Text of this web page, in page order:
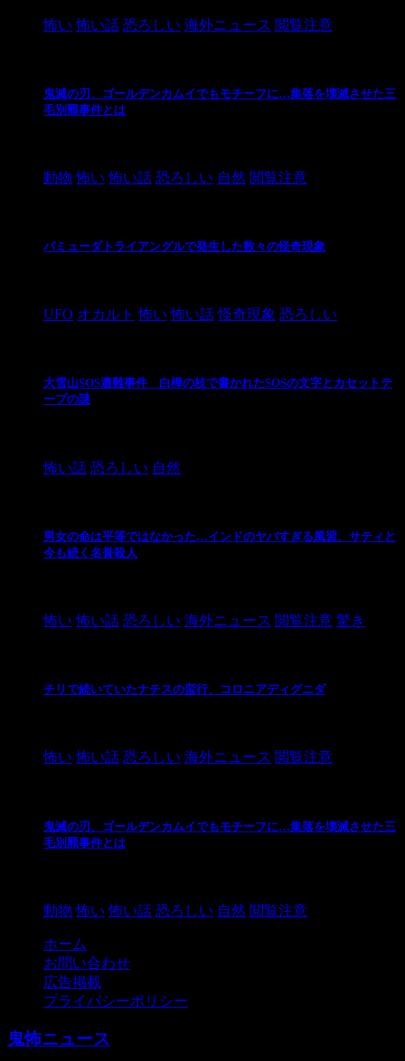
怖い 怖い話 恐ろしい 海外ニュース 閲覧注意
鬼滅の刃、ゴールデンカムイでもモチーフに…集落を壊滅させた三
毛別羆事件とは
動物 怖い 怖い話 恐ろしい 自然 閲覧注意
バミューダトライアングルで発生した数々の怪奇現象
UFO オカルト 怖い 怖い話 怪奇現象 恐ろしい
大雪山SOS遭難事件 白樺の枝で書かれたSOSの文字とカセットテ
ープの謎
怖い話 恐ろしい 自然
男女の命は平等ではなかった…インドのヤバすぎる風習、サティと
今も続く名誉殺人
怖い 怖い話 恐ろしい 海外ニュース 閲覧注意 驚き
チリで続いていたナチスの蛮行、コロニアディグニダ
怖い 怖い話 恐ろしい 海外ニュース 閲覧注意
鬼滅の刃、ゴールデンカムイでもモチーフに…集落を壊滅させた三
毛別羆事件とは
動物 怖い 怖い話 恐ろしい 自然 閲覧注意
ホーム
お問い合わせ
広告掲載
プライバシーポリシー
鬼怖ニュース